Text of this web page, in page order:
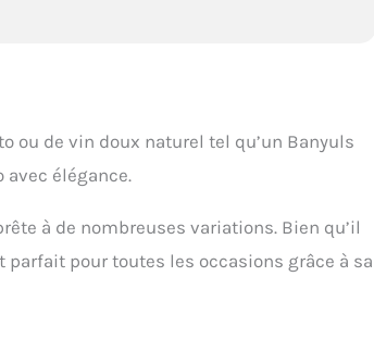
ou de vin doux naturel tel qu’un Banyuls
élégance.
à de nombreuses variations. Bien qu’il
pour toutes les occasions grâce à sa